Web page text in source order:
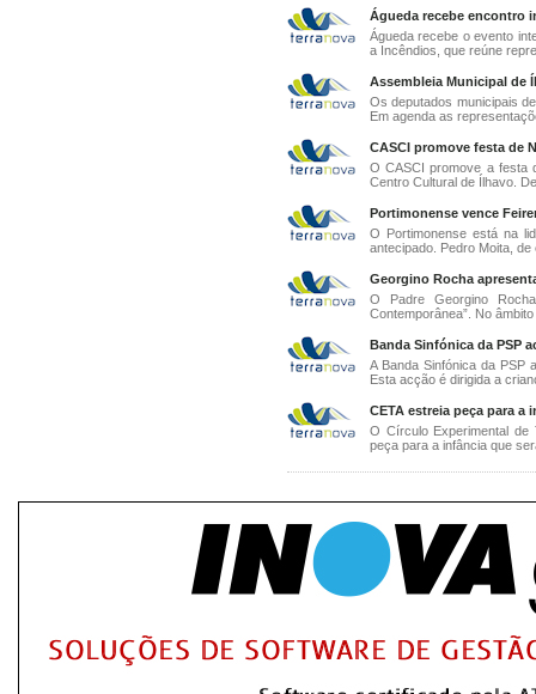
Águeda recebe encontro
Águeda recebe o evento
a Incêndios, que reúne
Assembleia Municipal de
Os deputados municipais
Em agenda as
CASCI promove festa de
O CASCI promove a festa
Centro Cultural de Ílhavo.
Portimonense vence
O Portimonense está na
antecipado. Pedro Moita,
Georgino Rocha
O Padre Georgino
Contemporânea”. No
Banda Sinfónica da PSP
A Banda Sinfónica da PSP
Esta acção é dirigida a
CETA estreia peça para a
O Círculo Experimental de
peça para a infância que